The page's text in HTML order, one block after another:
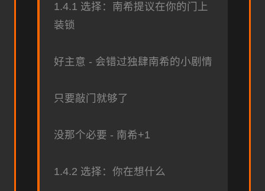
1.4.1 选择：南希提议在你的门上
装锁
好主意 - 会错过独肆南希的小剧情
只要敲门就够了
没那个必要 - 南希+1
1.4.2 选择：你在想什么